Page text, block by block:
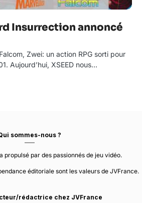
Insurrection annoncé
Zwei: un action RPG sorti pour
Aujourd’hui, XSEED nous…
sommes-nous ?
propulsé par des passionnés de jeu vidéo.
éditoriale sont les valeurs de JVFrance.
rédactrice chez JVFrance